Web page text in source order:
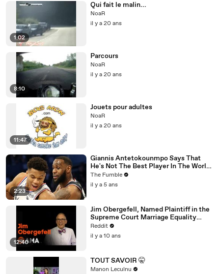
1:02
Qui fait le malin...
NoaR
il y a 20 ans
8:10
Parcours
NoaR
il y a 20 ans
11:47
Jouets pour adultes
NoaR
il y a 20 ans
2:23
Giannis Antetokounmpo Says That
He's Not The Best Player In The World,
LeBron James Is
The Fumble
il y a 5 ans
12:40
Jim Obergefell, Named Plaintiff in the
Supreme Court Marriage Equality
Case, Ask Me Anything!
Reddit
il y a 10 ans
TOUT SAVOIR 🤫
Manon Leculnu